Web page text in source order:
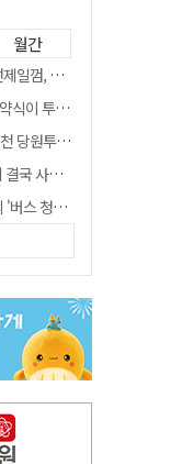
월간
에 죽었다"
은 아니긴 해
득표는 '초박빙'
, 쇄신하겠다"
부서도 쓴소리
곳 턴 30대 구속
보물로 지정'
도 집행유예
만t 늘려달라"